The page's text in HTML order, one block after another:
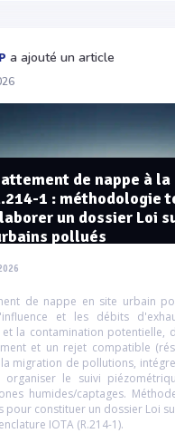
a ajouté un article
de nappe à
1 : méthodologie
un dossier Loi
pollués
de nappe en site urbain
et les débits
la contamination potentielle,
et un rejet compatible
migration de pollutions,
organiser le suivi
humides/captages.
pour constituer un dossier Loi
IOTA (R.214-1).